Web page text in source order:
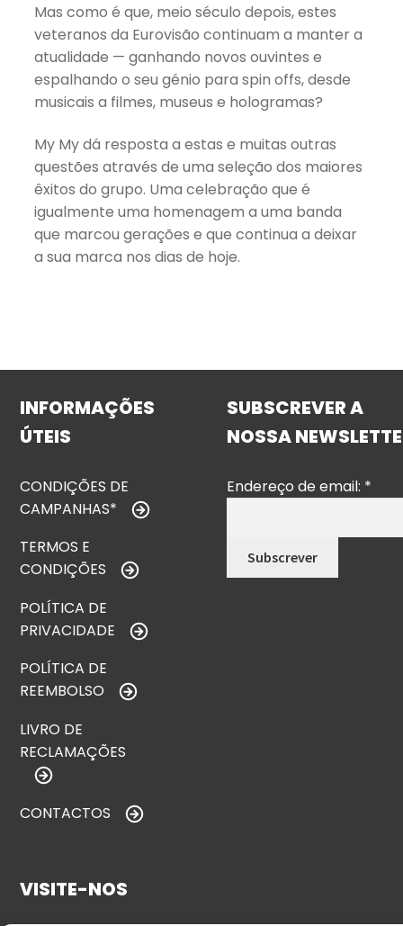
Mas como é que, meio século depois, estes
veteranos da Eurovisão continuam a manter a
atualidade — ganhando novos ouvintes e
espalhando o seu génio para spin offs, desde
musicais a filmes, museus e hologramas?
My My dá resposta a estas e muitas outras
questões através de uma seleção dos maiores
êxitos do grupo. Uma celebração que é
igualmente uma homenagem a uma banda
que marcou gerações e que continua a deixar
a sua marca nos dias de hoje.
INFORMAÇÕES
ÚTEIS
CONDIÇÕES DE
CAMPANHAS*
TERMOS E
CONDIÇÕES
POLÍTICA DE
PRIVACIDADE
POLÍTICA DE
REEMBOLSO
LIVRO DE
RECLAMAÇÕES
CONTACTOS
SUBSCREVER A
NOSSA
Endereço de email: *
VISITE-NOS